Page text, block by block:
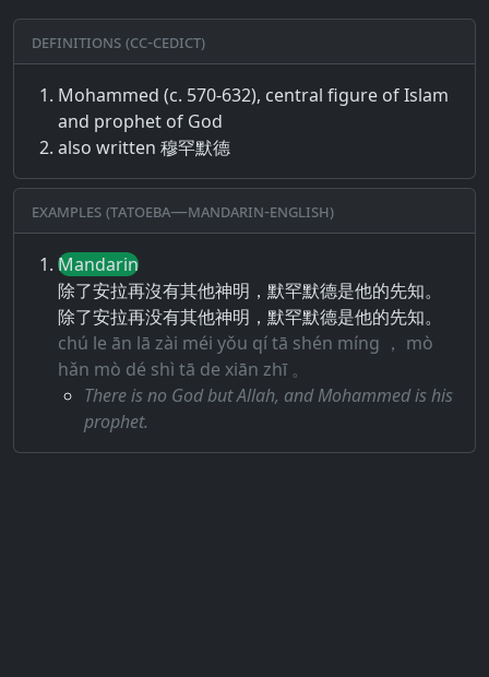
Definitions (CC-CEDICT)
Mohammed (c. 570-632), central figure of Islam
and prophet of God
also written 穆罕默德
Examples (Tatoeba—Mandarin-English)
Mandarin
除了安拉再沒有其他神明，默罕默德是他的先知。
除了安拉再没有其他神明，默罕默德是他的先知。
chú le ān lā zài méi yǒu qí tā shén míng ， mò
hǎn mò dé shì tā de xiān zhī 。
There is no God but Allah, and Mohammed is his
prophet.